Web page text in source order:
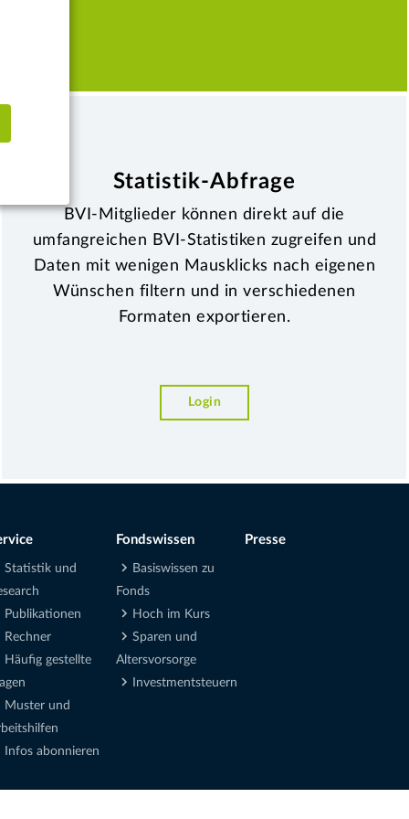
Statistik-Abfrage
BVI-Mitglieder können direkt auf die
umfangreichen BVI-Statistiken zugreifen und
Daten mit wenigen Mausklicks nach eigenen
Wünschen filtern und in verschiedenen
Formaten exportieren.
Login
Statistik und
Publikationen
Rechner
Häufig gestellte
Muster und
Infos abonnieren
Fondswissen
Basiswissen zu
Fonds
Hoch im Kurs
Sparen und
Altersvorsorge
Investmentsteuern
Presse